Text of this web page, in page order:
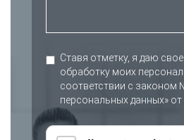
Ставя отметку, я даю
обработку моих
соответствии с законом
персональных данных» от